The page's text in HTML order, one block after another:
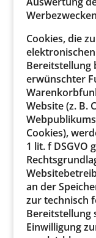
Cookies, die
Bereitstellung
erwünschter
Website (z. B.
Cookies),
1 lit. f DSGVO
an der
zur technisch
Bereitstellung
Einwilligung